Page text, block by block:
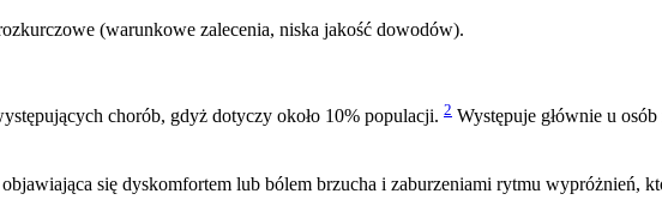
(warunkowe zalecenia, niska jakość dowodów).
chorób, gdyż dotyczy około 10% populacji. 2 Występuje głównie u
się dyskomfortem lub bólem brzucha i zaburzeniami rytmu wypróżnień,